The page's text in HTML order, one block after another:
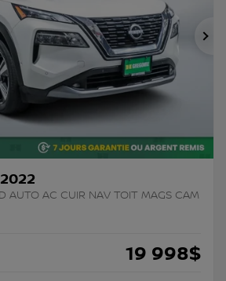
AUTO AC CUIR NAV TOIT MAGS CAM
19 998$